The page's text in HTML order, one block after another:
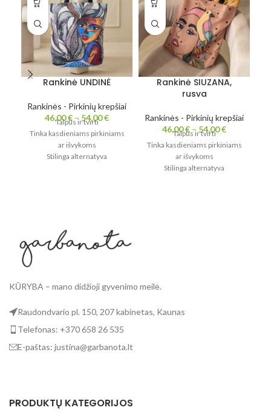
Rankinė UNDINĖ
Rankinės - Pirkinių krepšiai
46,00€ – 54,00€
Talpūs ir tvirti
Tinka kasdieniams pirkiniams
ar išvykoms
Stilinga alternatyva
Rankinė SIUZANA,
rusva
Rankinės - Pirkinių krepšiai
46,00€ – 54,00€
Talpūs ir tvirti
Tinka kasdieniams pirkiniams
ar išvykoms
Stilinga alternatyva
KŪRYBA – mano didžioji gyvenimo meilė.
Raudondvario pl. 150, 207 kabinetas, Kaunas
Telefonas: +370 658 26 535
E-paštas: justina@garbanota.lt
PRODUKTŲ KATEGORIJOS